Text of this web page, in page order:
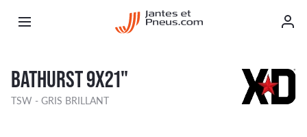
BATHURST 9X21"
TSW - GRIS BRILLANT